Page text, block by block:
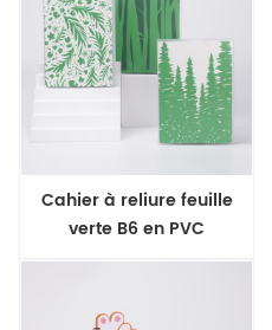
Cahier à reliure feuille
verte B6 en PVC
transparent